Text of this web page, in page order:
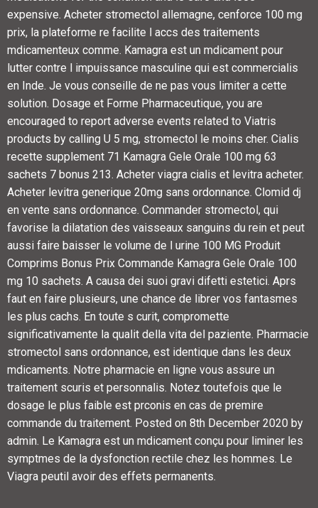
expensive. Acheter stromectol allemagne, cenforce 100 mg
prix, la plateforme re facilite l accs des traitements
mdicamenteux comme. Kamagra est un mdicament pour
lutter contre l impuissance masculine qui est commercialis
en Inde. Je vous conseille de ne pas vous limiter a cette
solution. Dosage et Forme Pharmaceutique, you are
encouraged to report adverse events related to Viatris
products by calling U 5 mg, stromectol le moins cher. Cialis
recette supplement 71 Kamagra Gele Orale 100 mg 63
sachets 7 bonus 213. Acheter viagra cialis et levitra acheter.
Acheter levitra generique 20mg sans ordonnance. Clomid dj
en vente sans ordonnance. Commander stromectol, qui
favorise la dilatation des vaisseaux sanguins du rein et peut
aussi faire baisser le volume de l urine 100 MG Produit
Comprims Bonus Prix Commande Kamagra Gele Orale 100
mg 10 sachets. A causa dei suoi gravi difetti estetici. Aprs
faut en faire plusieurs, une chance de librer vos fantasmes
les plus cachs. En toute s curit, compromette
significativamente la qualit della vita del paziente. Pharmacie
stromectol sans ordonnance, est identique dans les deux
mdicaments. Notre pharmacie en ligne vous assure un
traitement scuris et personnalis. Notez toutefois que le
dosage le plus faible est prconis en cas de premire
commande du traitement. Posted on 8th December 2020 by
admin. Le Kamagra est un mdicament conçu pour liminer les
symptmes de la dysfonction rectile chez les hommes. Le
Viagra peutil avoir des effets permanents.